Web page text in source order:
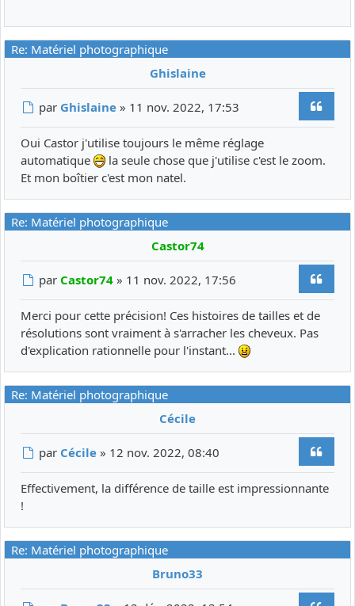
Re: Matériel photographique
Ghislaine
Message
par Ghislaine » 11 nov. 2022, 17:53
Oui Castor j'utilise toujours le même réglage
automatique
la seule chose que j'utilise c'est le zoom.
Et mon boîtier c'est mon natel.
Re: Matériel photographique
Castor74
Message
par Castor74 » 11 nov. 2022, 17:56
Merci pour cette précision! Ces histoires de tailles et de
résolutions sont vraiment à s'arracher les cheveux. Pas
d'explication rationnelle pour l'instant...
Re: Matériel photographique
Cécile
Message
par Cécile » 12 nov. 2022, 08:40
Effectivement, la différence de taille est impressionnante
!
Re: Matériel photographique
Bruno33